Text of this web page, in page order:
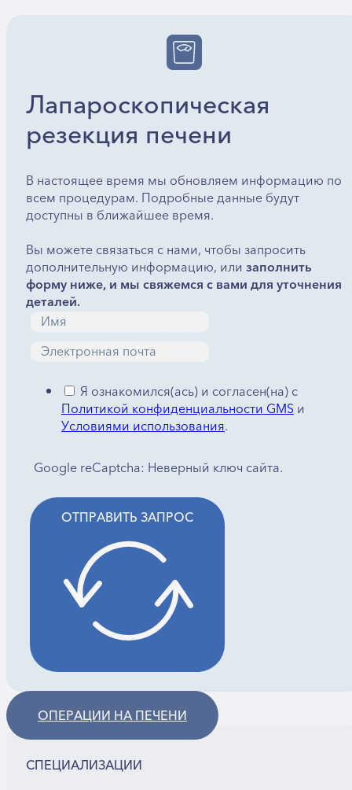
Лапароскопическая
резекция печени
В настоящее время мы обновляем информацию по
всем процедурам. Подробные данные будут
доступны в ближайшее время.
Вы можете связаться с нами, чтобы запросить
дополнительную информацию, или заполнить
форму ниже, и мы свяжемся с вами для уточнения
деталей.
Я ознакомился(ась) и согласен(на) с
Политикой конфиденциальности GMSи
Условиями использования.
Google reCaptcha: Неверный ключ сайта.
ОТПРАВИТЬ ЗАПРОС
ОПЕРАЦИИ НА ПЕЧЕНИ
СПЕЦИАЛИЗАЦИИ